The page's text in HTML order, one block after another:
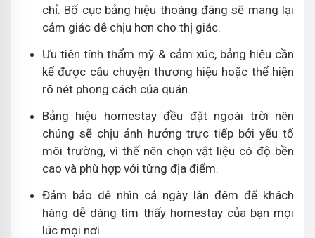
chỉ. Bố cục bảng hiệu thoáng đãng sẽ mang lại
cảm giác dễ chịu hơn cho thị giác.
Ưu tiên tính thẩm mỹ & cảm xúc, bảng hiệu cần
kể được câu chuyện thương hiệu hoặc thể hiện
rõ nét phong cách của quán.
Bảng hiệu homestay đều đặt ngoài trời nên
chúng sẽ chịu ảnh hưởng trực tiếp bởi yếu tố
môi trường, vì thế nên chọn vật liệu có độ bền
cao và phù hợp với từng địa điểm.
Đảm bảo dễ nhìn cả ngày lẫn đêm để khách
hàng dễ dàng tìm thấy homestay của bạn mọi
lúc mọi nơi.